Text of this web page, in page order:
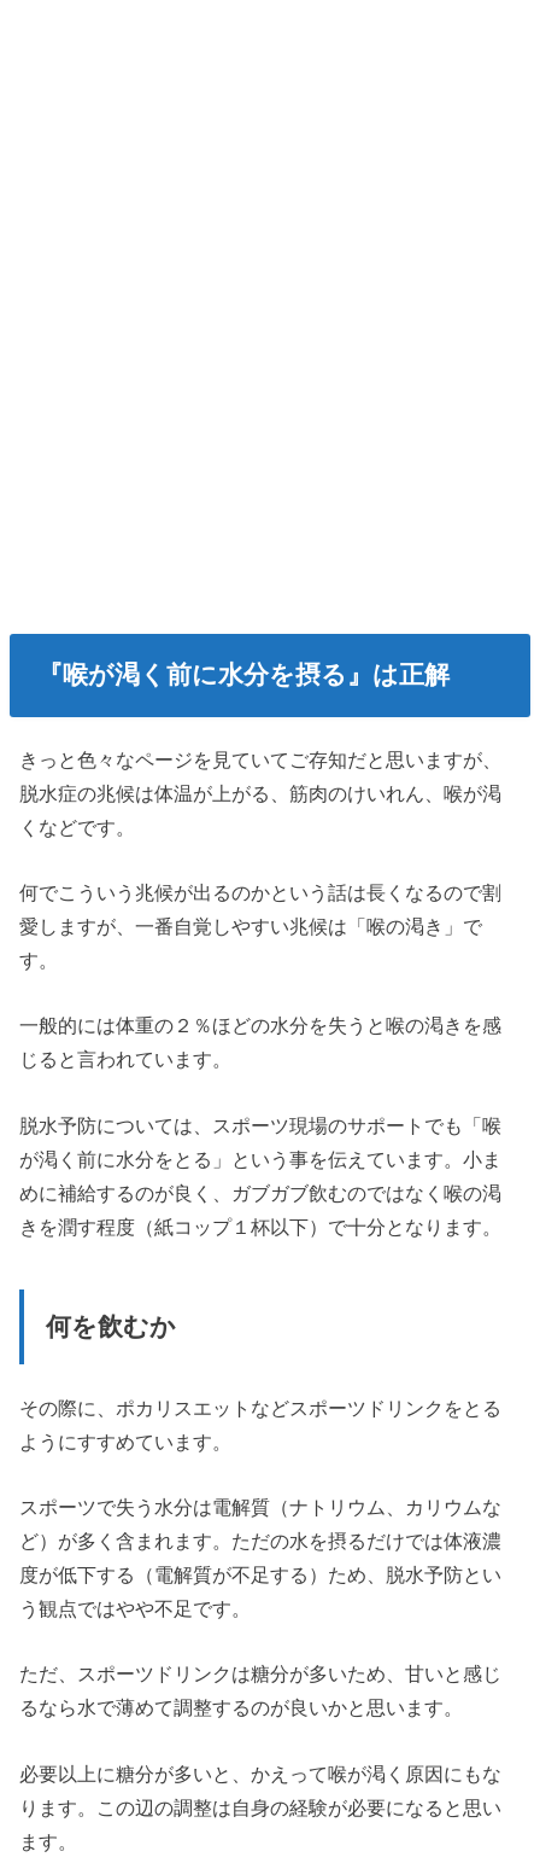
『喉が渇く前に水分を摂る』は正解
きっと色々なページを見ていてご存知だと思いますが、
脱水症の兆候は体温が上がる、筋肉のけいれん、喉が渇
くなどです。
何でこういう兆候が出るのかという話は長くなるので割
愛しますが、一番自覚しやすい兆候は「喉の渇き」で
す。
一般的には体重の２％ほどの水分を失うと喉の渇きを感
じると言われています。
脱水予防については、スポーツ現場のサポートでも「喉
が渇く前に水分をとる」という事を伝えています。小ま
めに補給するのが良く、ガブガブ飲むのではなく喉の渇
きを潤す程度（紙コップ１杯以下）で十分となります。
何を飲むか
その際に、ポカリスエットなどスポーツドリンクをとる
ようにすすめています。
スポーツで失う水分は電解質（ナトリウム、カリウムな
ど）が多く含まれます。ただの水を摂るだけでは体液濃
度が低下する（電解質が不足する）ため、脱水予防とい
う観点ではやや不足です。
ただ、スポーツドリンクは糖分が多いため、甘いと感じ
るなら水で薄めて調整するのが良いかと思います。
必要以上に糖分が多いと、かえって喉が渇く原因にもな
ります。この辺の調整は自身の経験が必要になると思い
ます。